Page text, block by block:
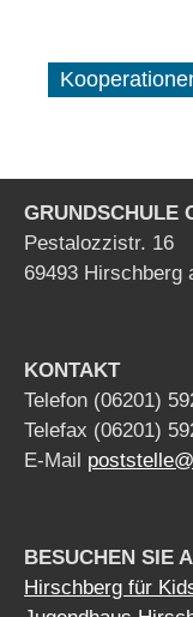
GRUNDSCHULE
Pestalozzistr. 16
69493 Hirschberg
KONTAKT
Telefon (06201)
Telefax (06201)
E-Mail
BESUCHEN SIE
Hirschberg für